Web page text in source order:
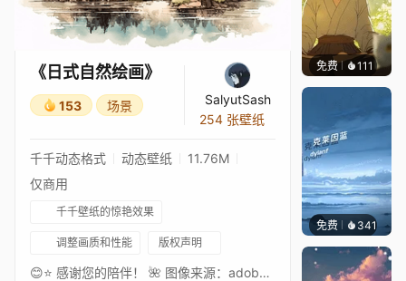
《日式自然绘画》
153 场景
SalyutSash
254 张壁纸
千千动态格式 动态壁纸
11.76M
仅商用
千千壁纸的惊艳效果
调整画质和性能 版权声明
😊⭐ 感谢您的陪伴！ 🌺 图像来源：adobe stock（可商用素材平台）
免费 111
免费 341冰茶Ln